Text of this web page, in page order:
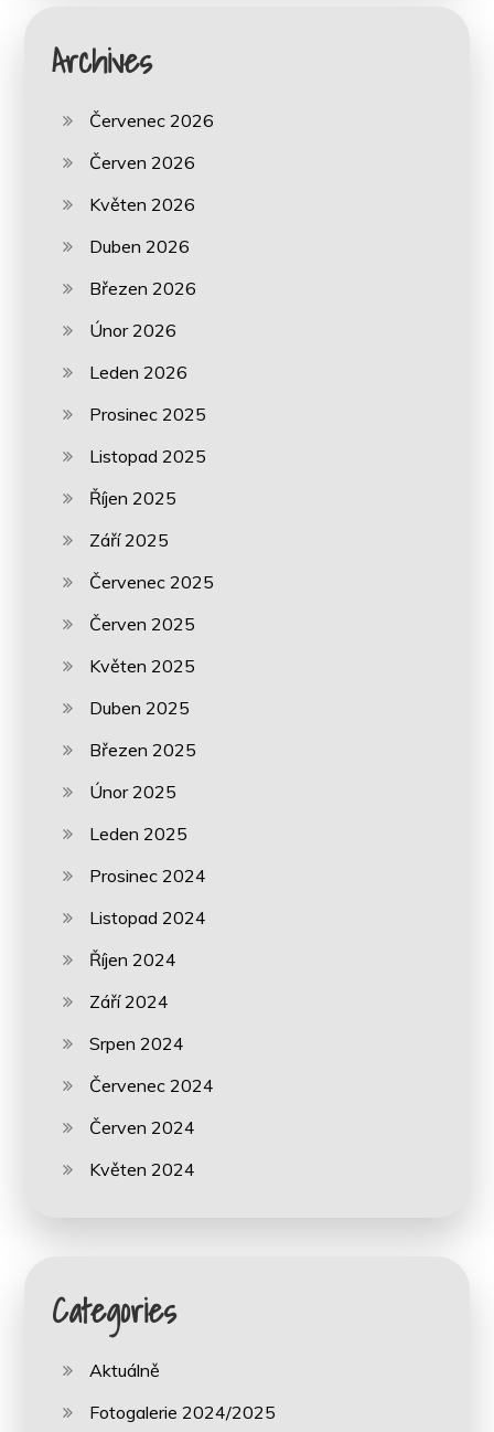
Archives
Červenec 2026
Červen 2026
Květen 2026
Duben 2026
Březen 2026
Únor 2026
Leden 2026
Prosinec 2025
Listopad 2025
Říjen 2025
Září 2025
Červenec 2025
Červen 2025
Květen 2025
Duben 2025
Březen 2025
Únor 2025
Leden 2025
Prosinec 2024
Listopad 2024
Říjen 2024
Září 2024
Srpen 2024
Červenec 2024
Červen 2024
Květen 2024
Categories
Aktuálně
Fotogalerie 2024/2025